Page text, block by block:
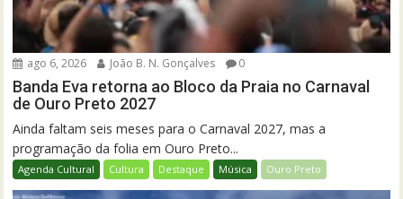
ago 6, 2026 João B. N. Gonçalves 0
Banda Eva retorna ao Bloco da Praia no Carnaval
de Ouro Preto 2027
Ainda faltam seis meses para o Carnaval 2027, mas a
programação da folia em Ouro Preto...
Agenda Cultural Cultura Destaque Música Ouro Preto